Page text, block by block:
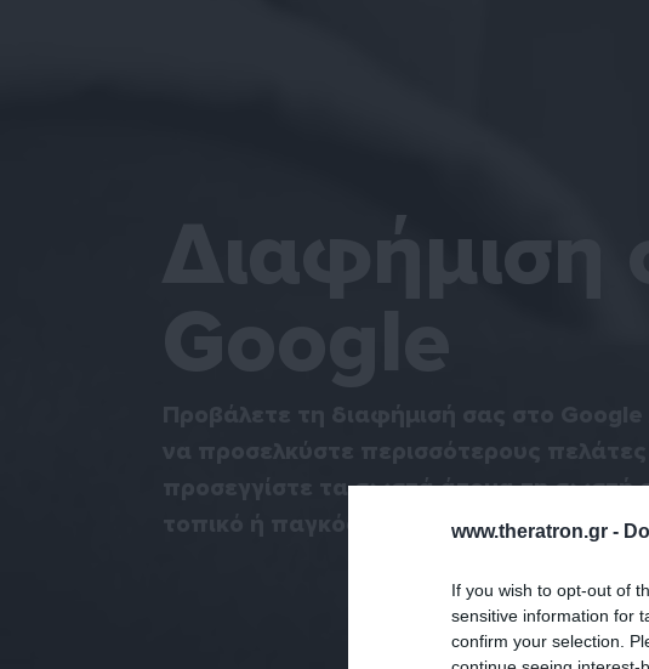
www.theratron.gr -
If you wish to opt-out of
sensitive information for
confirm your selection.
Διαφήμιση
προσεγγίστε τα σωστά άτομα τη σωστή
τοπικό ή παγκόσμιο επίπεδο